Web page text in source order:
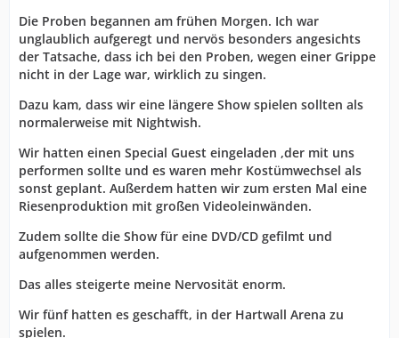
Die Proben begannen am frühen Morgen. Ich war
unglaublich aufgeregt und nervös besonders angesichts
der Tatsache, dass ich bei den Proben, wegen einer Grippe
nicht in der Lage war, wirklich zu singen.
Dazu kam, dass wir eine längere Show spielen sollten als
normalerweise mit Nightwish.
Wir hatten einen Special Guest eingeladen ,der mit uns
performen sollte und es waren mehr Kostümwechsel als
sonst geplant. Außerdem hatten wir zum ersten Mal eine
Riesenproduktion mit großen Videoleinwänden.
Zudem sollte die Show für eine DVD/CD gefilmt und
aufgenommen werden.
Das alles steigerte meine Nervosität enorm.
Wir fünf hatten es geschafft, in der Hartwall Arena zu
spielen.